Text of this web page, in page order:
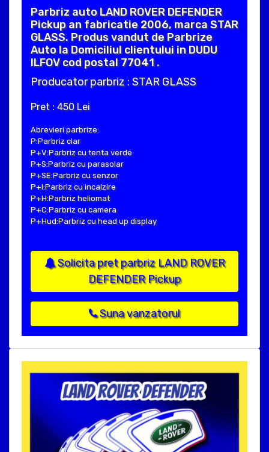
Parbriz auto LAND ROVER DEFENDER
Pickup an fabricatie 2006, marca STAR
GLASS. Produs vandut de Parbrize
Auto la Domiciliul clientului in DUDU
ILFOV cod postal 77041 .
Producator parbriz : STAR GLASS
Pret : 450 Lei
Abrevieri parbrize:
P:Parbriz clar
P+V:Parbriz cu tenta verde
P+S:Parbriz cu parasolar
P+SE:Parbriz cu senzor
P+I:Parbriz cu incalzire
P+H:Parbriz heliomat
P+C:Parbriz cu camera
P+Hud:Parbriz cu head up display
Solicita pret parbriz LAND ROVER
DEFENDER Pickup
Suna vanzatorul